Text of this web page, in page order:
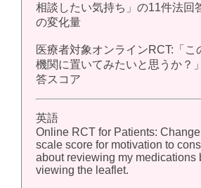
相談したい気持ち」の11件法回
の変化量
医療者対象オンラインRCT:「こ
機関に置いてみたいと思うか？
答スコア
英語
Online RCT for Patients:
scale score for motivation to
about reviewing my medications
viewing the leaflet.